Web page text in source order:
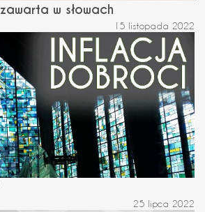
w słowach
15 listopada 2022
25 lipca 2022